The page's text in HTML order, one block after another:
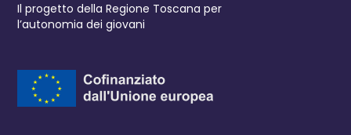
Il progetto della Regione Toscana per
l’autonomia dei giovani